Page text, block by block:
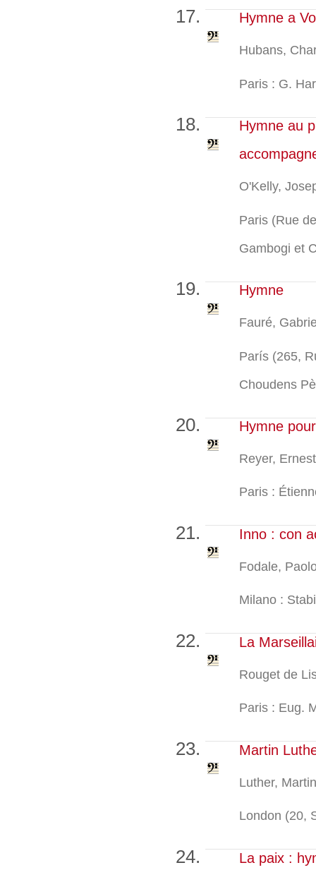
Hymne a
Hubans,
Paris : G.
Hymne au
O'Kelly,
Paris (Rue
Gambogi et
Hymne
Fauré,
París (265,
Choudens
Hymne
Reyer,
Paris :
Inno : con
Fodale,
Milano :
La
Rouget de
Paris : Eug.
Martin
Luther,
London (20,
La paix :